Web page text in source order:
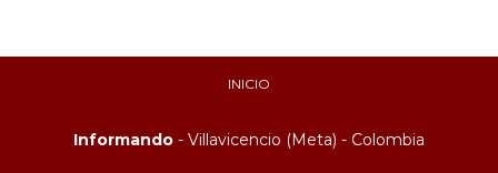
INICIO
Informando - Villavicencio (Meta) - Colombia